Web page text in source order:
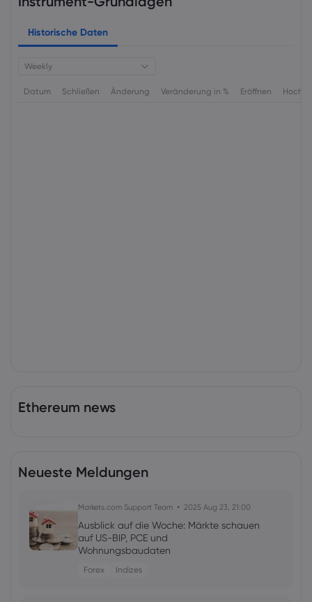
Historische Daten
Weekly
Datum Schließen Änderung Veränderung in % Eröffnen Hoch
Ethereum news
Neueste Meldungen
Markets.com Support Team 2025 Aug 23, 21:00
Ausblick auf die Woche: Märkte schauen
auf US-BIP, PCE und
Wohnungsbaudaten
Forex Indizes